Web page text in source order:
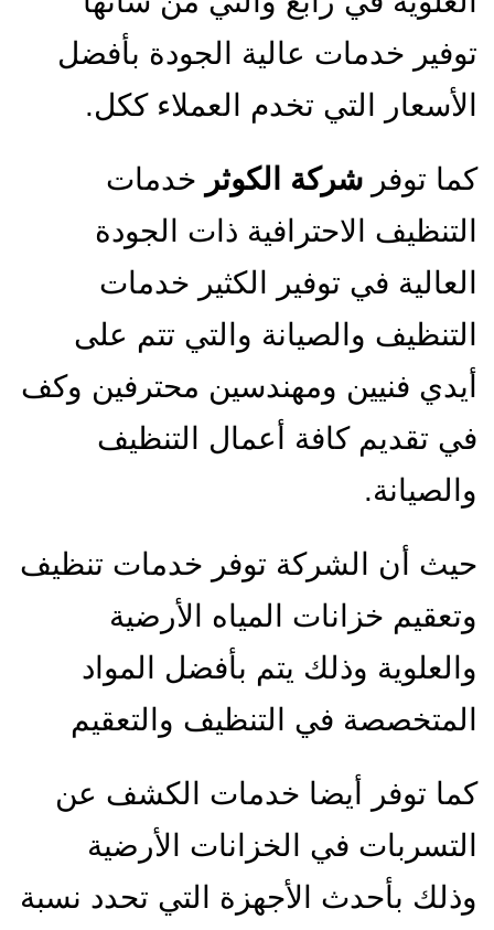
توفير خدمات عالية الجودة بأفضل
الأسعار التي تخدم العملاء ككل.
كما توفر شركة الكوثر خدمات
التنظيف الاحترافية ذات الجودة
العالية في توفير الكثير خدمات
التنظيف والصيانة والتي تتم على
أيدي فنيين ومهندسين محترفين وكف
في تقديم كافة أعمال التنظيف
والصيانة.
حيث أن الشركة توفر خدمات تنظيف
وتعقيم خزانات المياه الأرضية
والعلوية وذلك يتم بأفضل المواد
المتخصصة في التنظيف والتعقيم
كما توفر أيضا خدمات الكشف عن
التسربات في الخزانات الأرضية
وذلك بأحدث الأجهزة التي تحدد نسبة